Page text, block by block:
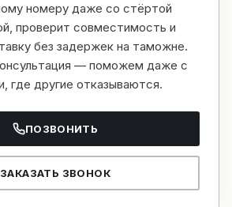
номеру даже со стёртой
проверит совместимость и
без задержек на таможне.
— поможем даже с
где другие отказываются.
ПОЗВОНИТЬ
ЗАКАЗАТЬ ЗВОНОК